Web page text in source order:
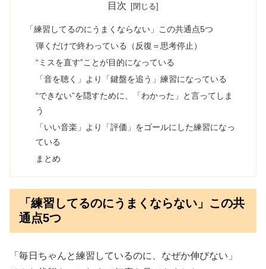
目次
「練習してるのにうまくならない」この共通点5つ
弾くだけで終わっている（反復＝思考停止）
“ミスを直す”ことが目的になっている
「音を聴く」より「鍵盤を追う」練習になっている
“できない”を隠すために、「わかった」と言ってしま
う
「いい音楽」より「評価」をゴールにした練習になっ
ている
まとめ
「練習してるのにうまくならない」この共
通点5つ
「毎日ちゃんと練習しているのに、なぜか伸びない」